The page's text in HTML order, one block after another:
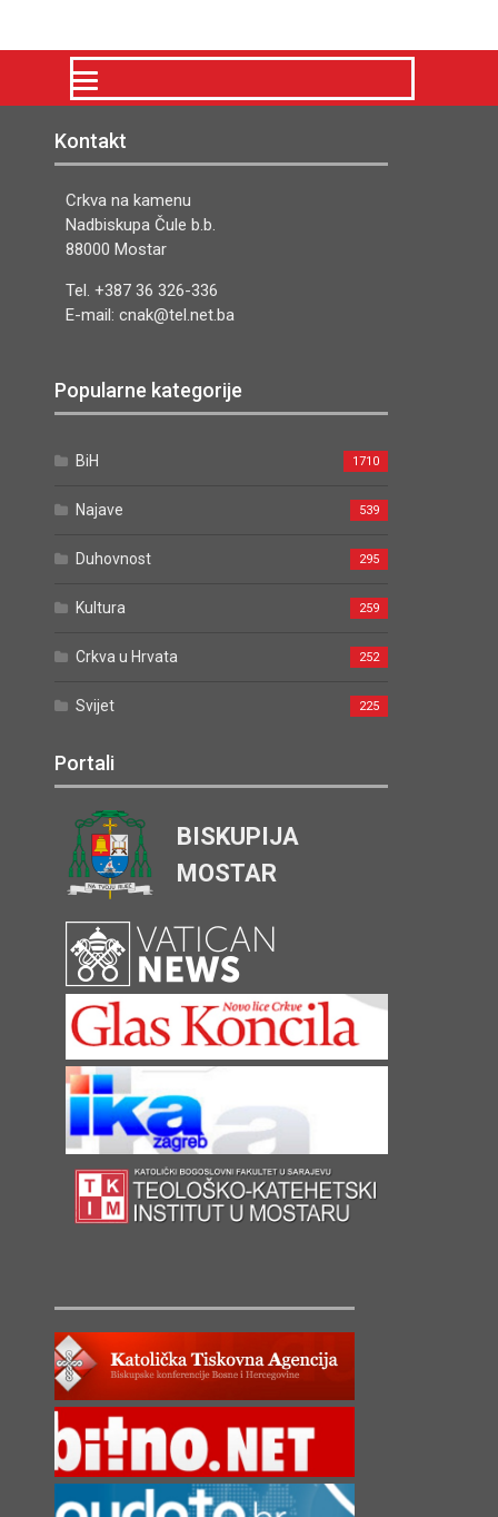
Kontakt
Crkva na kamenu
Nadbiskupa Čule b.b.
88000 Mostar
Tel. +387 36 326-336
E-mail: cnak@tel.net.ba
Popularne kategorije
BiH 1710
Najave 539
Duhovnost 295
Kultura 259
Crkva u Hrvata 252
Svijet 225
Portali
BISKUPIJA
MOSTAR